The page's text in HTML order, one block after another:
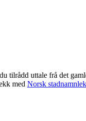
uttale frå det
med Norsk